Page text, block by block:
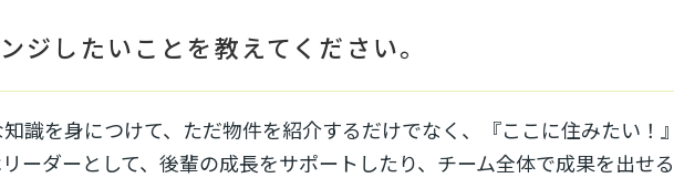
ジしたいことを教えてください。
識を身につけて、ただ物件を紹介するだけでなく、『ここに住みたい！
ーダーとして、後輩の成長をサポートしたり、チーム全体で成果を出せ